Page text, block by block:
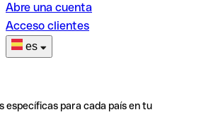
Abre una cuenta
Acceso clientes
es
específicas para cada país en tu